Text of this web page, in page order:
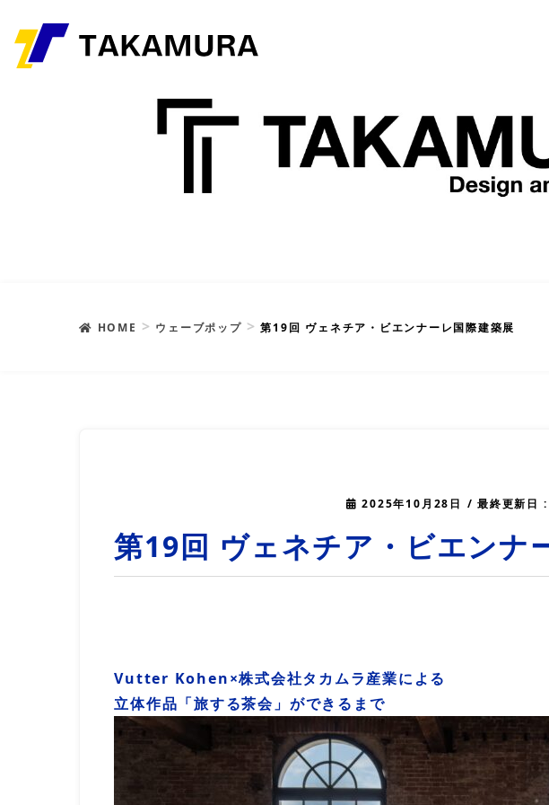
HOME ウェーブポップ 第19回 ヴェネチア・ビエンナーレ国際建築展
2025年10月28日 / 最終更新日
第19回 ヴェネチア・ビエンナ
Vutter Kohen×株式会社タカムラ産業による
立体作品「旅する茶会」ができるまで